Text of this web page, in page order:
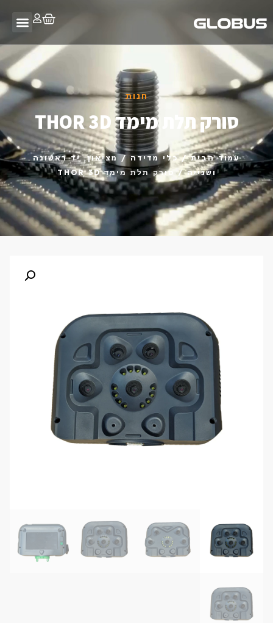
חנות
סורק תלת מימד THOR 3D
עמוד הבית/כלי מדידה/ מציאון, יד ראשונה
ושנייה/ סורק תלת מימד THOR 3D